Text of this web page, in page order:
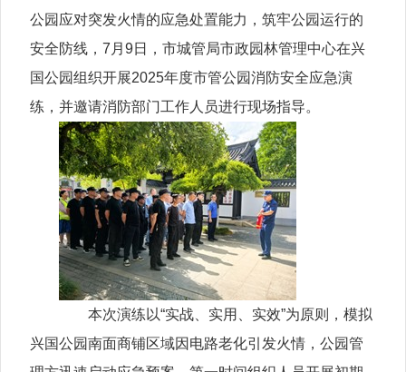
公园应对突发火情的应急处置能力，筑牢公园运行的
安全防线，7月9日，市城管局市政园林管理中心在兴
国公园组织开展2025年度市管公园消防安全应急演
练，并邀请消防部门工作人员进行现场指导。
本次演练以“实战、实用、实效”为原则，模拟
兴国公园南面商铺区域因电路老化引发火情，公园管